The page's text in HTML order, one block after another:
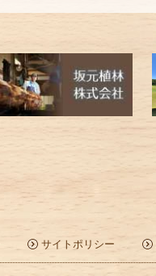
サイトポリシー